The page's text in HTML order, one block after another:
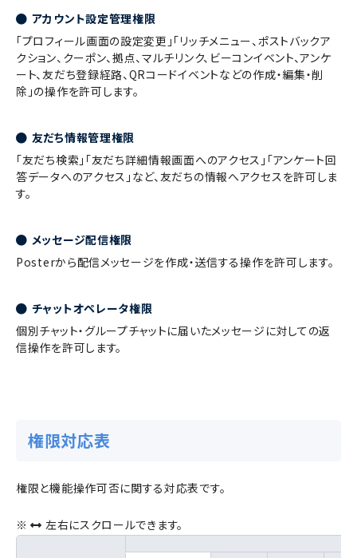
アカウント設定管理権限
「プロフィール画面の設定変更」「リッチメニュー、ポストバックア
クション、クーポン、拠点、マルチリンク、ビーコンイベント、アンケ
ート、友だち登録経路、QRコードイベントなどの作成・編集・削
除」の操作を許可します。
友だち情報管理権限
「友だち検索」「友だち詳細情報画面へのアクセス」「アンケート回
答データへのアクセス」など、友だちの情報へアクセスを許可しま
す。
メッセージ配信権限
Posterから配信メッセージを作成・送信する操作を許可します。
チャットオペレータ権限
個別チャット・グループチャットに届いたメッセージに対しての返
信操作を許可します。
権限対応表
権限と機能操作可否に関する対応表です。
※ 左右にスクロールできます。